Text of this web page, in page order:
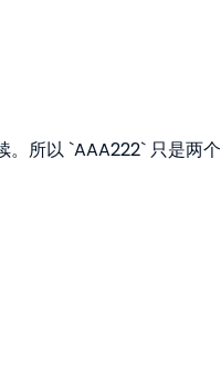
所以 `AAA222` 只是两个